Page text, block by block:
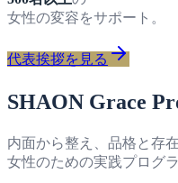
女性の変容をサポート。
代表挨拶を見る
SHAON Grace
内面から整え、品格と存
女性のための実践プログ